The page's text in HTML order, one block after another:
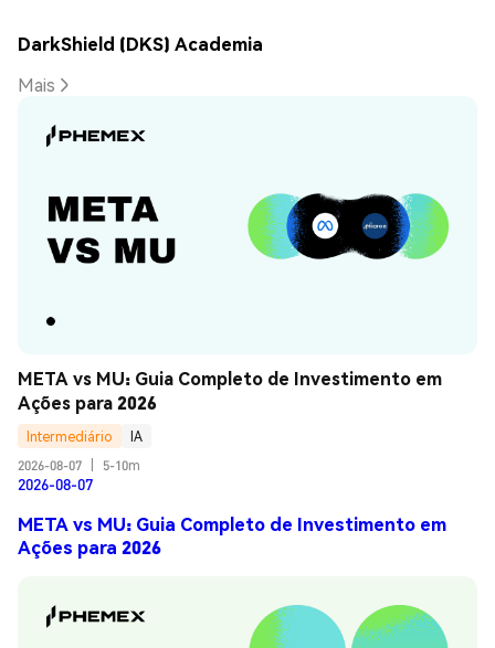
DarkShield (DKS) Academia
Mais
META vs MU: Guia Completo de Investimento em
Ações para 2026
Intermediário
IA
2026-08-07
5-10m
2026-08-07
META vs MU: Guia Completo de Investimento em
Ações para 2026